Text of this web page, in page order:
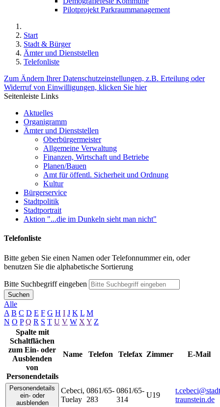
Pilotprojekt Parkraummanagement
Start
Stadt & Bürger
Ämter und Dienststellen
Telefonliste
Zum Ändern Ihrer Datenschutzeinstellungen, z.B. Erteilung oder
Widerruf von Einwilligungen, klicken Sie hier
Seitenleiste Links
Aktuelles
Organigramm
Ämter und Dienststellen
Oberbürgermeister
Allgemeine Verwaltung
Finanzen, Wirtschaft und Betriebe
Planen/Bauen
Amt für öffentl. Sicherheit und Ordnung
Kultur
Bürgerservice
Stadtpolitik
Stadtportrait
Aktion "...die im Dunkeln sieht man nicht"
Telefonliste
Bitte geben Sie einen Namen oder Telefonnummer ein, oder
benutzen Sie die alphabetische Sortierung
Bitte Suchbegriff eingeben
Suchen
Alle
A B C D E F G H I J K L M
N O P Q R S T U V W X Y Z
Spalte mit
Schaltflächen
zum Ein- oder
Ausblenden
von
Personendetails
Name Telefon Telefax Zimmer E-Mail
Personendetails
ein- oder
ausblenden
Cebeci,
Tuelay
0861/65-
283
0861/65-
314
U19
traunstein.de